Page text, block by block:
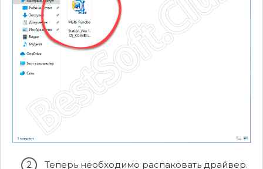
Теперь необходимо распаковать драйвер.